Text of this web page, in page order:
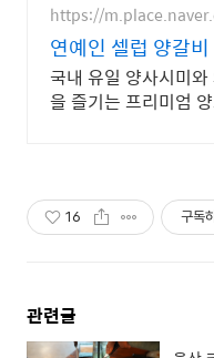
https://
16
연예인 셀럽 양갈
단체모임 고급 양
국내 유일 양사시미와
을 즐기는 프리미엄
16 구독
관련글